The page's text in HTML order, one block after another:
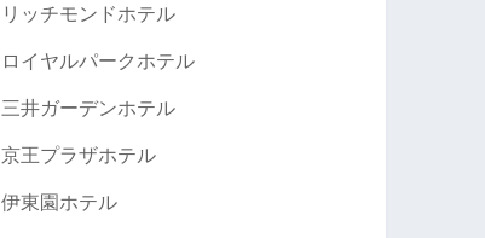
リッチモンドホテル
ロイヤルパークホテル
三井ガーデンホテル
京王プラザホテル
伊東園ホテル